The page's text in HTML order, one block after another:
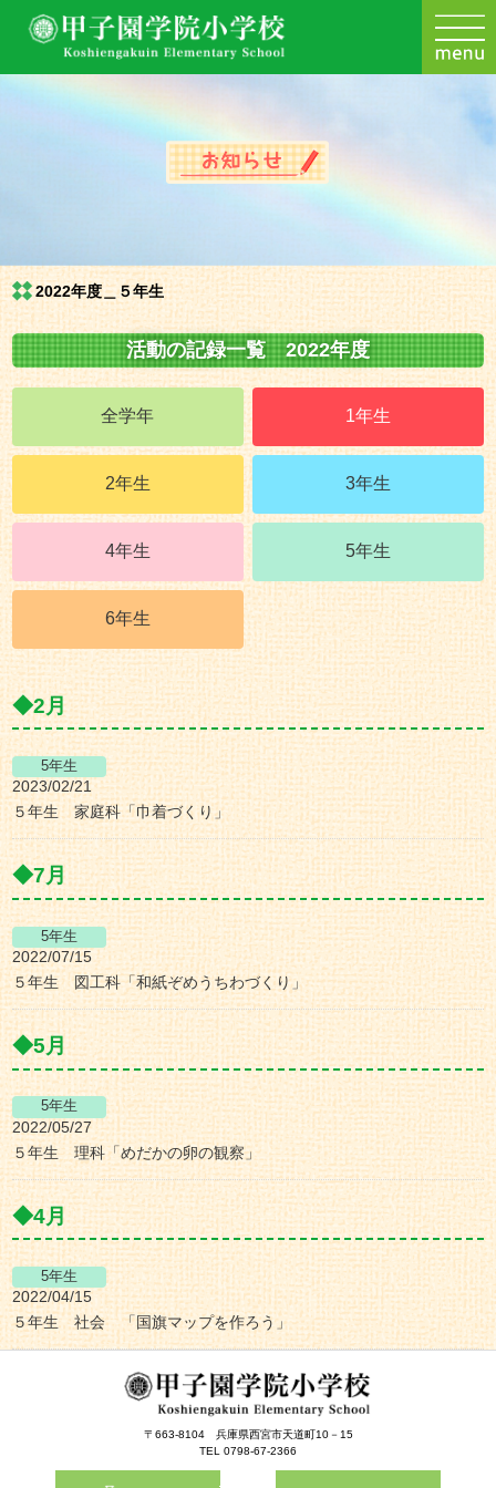
2022年度＿５年生
活動の記録一覧 2022年度
全学年 1年生
2年生 3年生
4年生 5年生
6年生
2月
2023/02/21
５年生 家庭科「巾着づくり」
7月
2022/07/15
５年生 図工科「和紙ぞめうちわづくり」
5月
2022/05/27
５年生 理科「めだかの卵の観察」
4月
2022/04/15
５年生 社会 「国旗マップを作ろう」
〒663-8104 兵庫県西宮市天道町10－15
TEL 0798-67-2366